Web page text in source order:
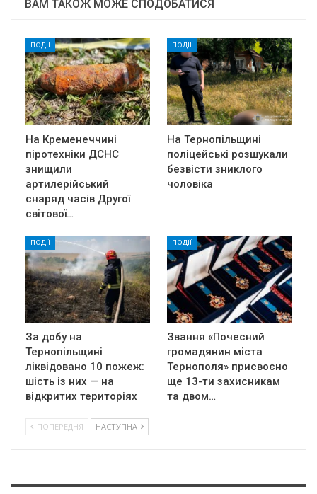
ВАМ ТАКОЖ МОЖЕ СПОДОБАТИСЯ
ПОДІЇ
На Кременеччині
піротехніки ДСНС
знищили
артилерійський
снаряд часів Другої
світової…
ПОДІЇ
На Тернопільщині
поліцейські розшукали
безвісти зниклого
чоловіка
ПОДІЇ
За добу на
Тернопільщині
ліквідовано 10 пожеж:
шість із них — на
відкритих територіях
ПОДІЇ
Звання «Почесний
громадянин міста
Тернополя» присвоєно
ще 13-ти захисникам
та двом…
ПОПЕРЕДНЯ НАСТУПНА